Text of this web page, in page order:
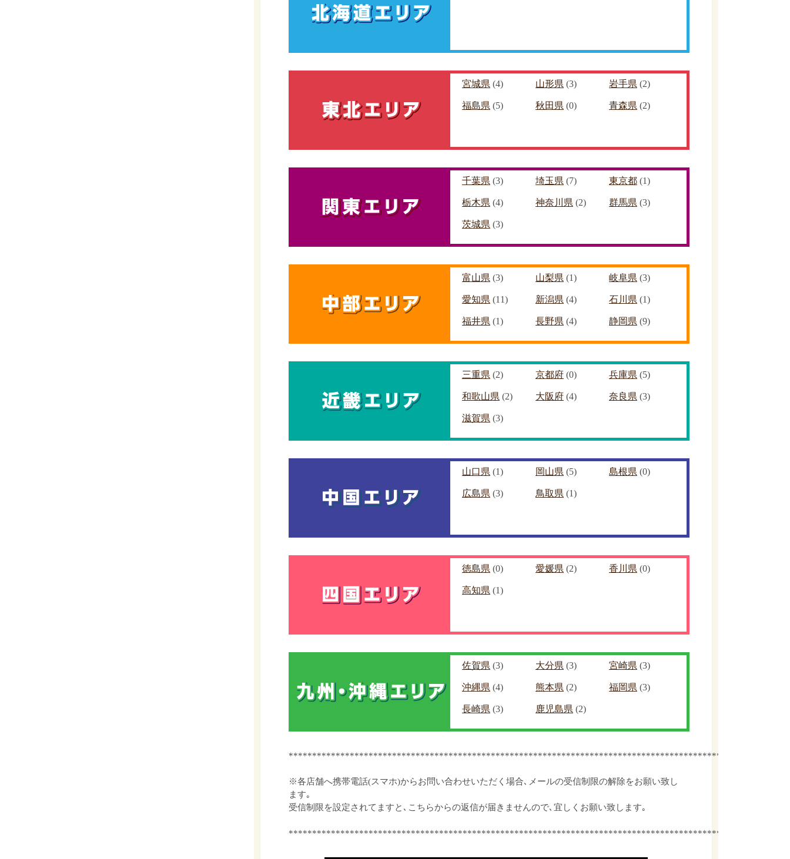
宮城県 (4) 山形県 (3) 岩手県 (2)
福島県 (5) 秋田県 (0) 青森県 (2)
千葉県 (3) 埼玉県 (7) 東京都 (1)
栃木県 (4) 神奈川県 (2) 群馬県 (3)
茨城県 (3)
富山県 (3) 山梨県 (1) 岐阜県 (3)
愛知県 (11) 新潟県 (4) 石川県 (1)
福井県 (1) 長野県 (4) 静岡県 (9)
三重県 (2) 京都府 (0) 兵庫県 (5)
和歌山県 (2) 大阪府 (4) 奈良県 (3)
滋賀県 (3)
山口県 (1) 岡山県 (5) 島根県 (0)
広島県 (3) 鳥取県 (1)
徳島県 (0) 愛媛県 (2) 香川県 (0)
高知県 (1)
佐賀県 (3) 大分県 (3) 宮崎県 (3)
沖縄県 (4) 熊本県 (2) 福岡県 (3)
長崎県 (3) 鹿児島県 (2)
**************************************************************************************************
※各店舗へ携帯電話(スマホ)からお問い合わせいただく場合､メールの受信制限の解除をお願い致し
ます｡
受信制限を設定されてますと､こちらからの返信が届きませんので､宜しくお願い致します｡
**************************************************************************************************